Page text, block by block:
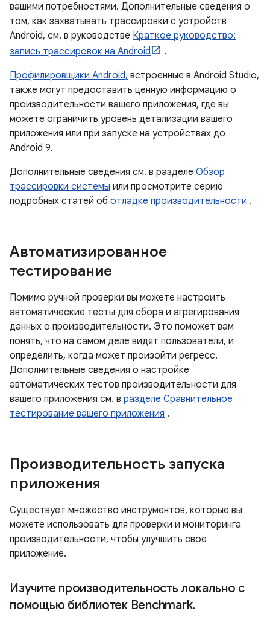
вашими потребностями. Дополнительные сведения о
том, как захватывать трассировки с устройств
Android, см. в руководстве Краткое руководство:
запись трассировок на Android
.
Профилировщики Android, встроенные в Android Studio,
также могут предоставить ценную информацию о
производительности вашего приложения, где вы
можете ограничить уровень детализации вашего
приложения или при запуске на устройствах до
Android 9.
Дополнительные сведения см. в разделе Обзор
трассировки системы или просмотрите серию
подробных статей об отладке производительности .
Автоматизированное
тестирование
Помимо ручной проверки вы можете настроить
автоматические тесты для сбора и агрегирования
данных о производительности. Это поможет вам
понять, что на самом деле видят пользователи, и
определить, когда может произойти регресс.
Дополнительные сведения о настройке
автоматических тестов производительности для
вашего приложения см. в разделе Сравнительное
тестирование вашего приложения .
Производительность запуска
приложения
Существует множество инструментов, которые вы
можете использовать для проверки и мониторинга
производительности, чтобы улучшить свое
приложение.
Изучите производительность локально с
помощью библиотек Benchmark.